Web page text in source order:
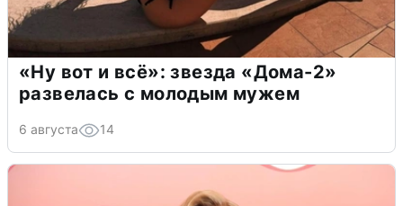
«Ну вот и всё»: звезда «Дома-2»
развелась с молодым мужем
6 августа 14